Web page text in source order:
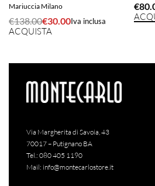
Mariuccia Milano
€138.00€30.00Iva inclusa
ACQUISTA
€
Via Margherita di Savoia, 43
70017 – Putignano BA
Tel.: 080 405 1190
Mail: info@montecarlostore.it